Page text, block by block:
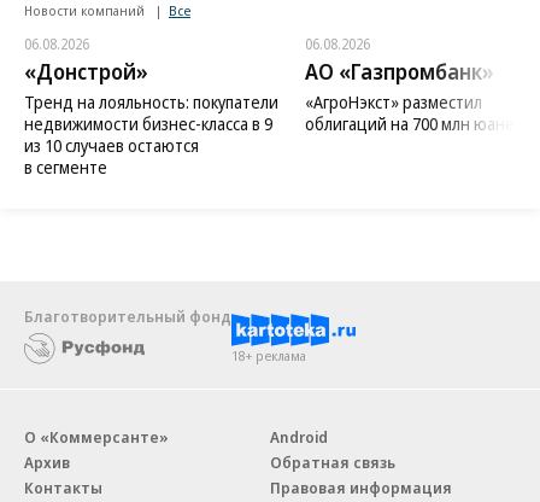
Новости компаний Все
06.08.2026
«Донстрой»
Тренд на лояльность: покупатели
недвижимости бизнес-класса в 9
из 10 случаев остаются
в сегменте
06.08.2026
АО «Газпромбанк»
«АгроНэкст» разместил
облигаций на 700 млн юаней
Благотворительный фонд
18+ реклама
О «Коммерсанте»
Архив
Контакты
Android
Обратная связь
Правовая информация